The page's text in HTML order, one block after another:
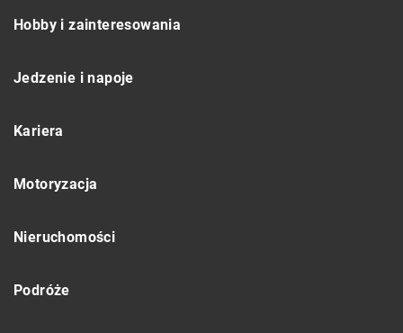
Hobby i zainteresowania
Jedzenie i napoje
Kariera
Motoryzacja
Nieruchomości
Podróże